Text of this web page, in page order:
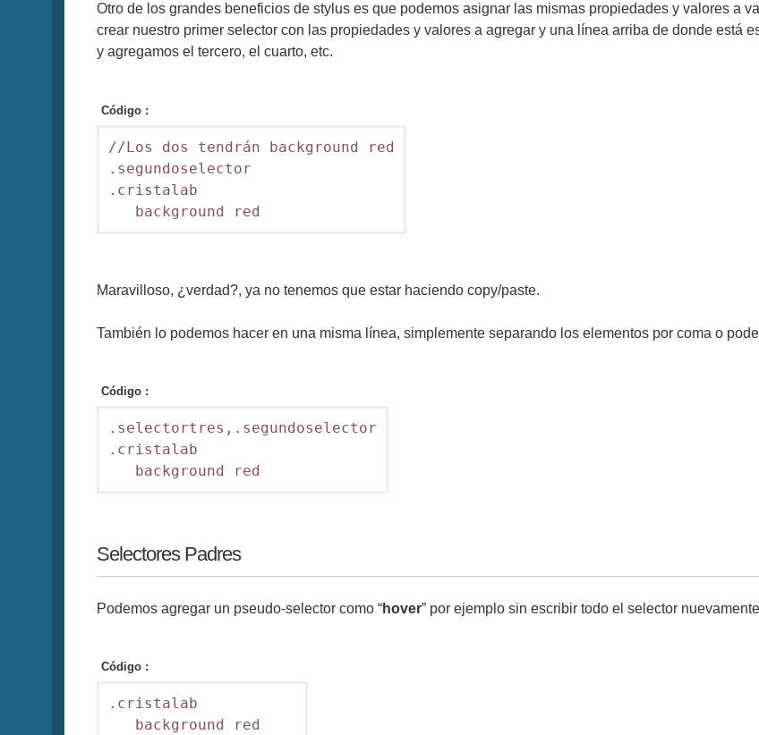
Otro de los grandes beneficios de stylus es que podemos asignar las mismas propiedades y valores a
crear nuestro primer selector con las propiedades y valores a agregar y una línea arriba de donde está
y agregamos el tercero, el cuarto, etc.
Código :
//Los dos tendrán background red
.segundoselector
.cristalab
background red
Maravilloso, ¿verdad?, ya no tenemos que estar haciendo copy/paste.
También lo podemos hacer en una misma línea, simplemente separando los elementos por coma o
Código :
.selectortres,.segundoselector
.cristalab
background red
Selectores Padres
Podemos agregar un pseudo-selector como “hover” por ejemplo sin escribir todo el selector
Código :
.cristalab
background red